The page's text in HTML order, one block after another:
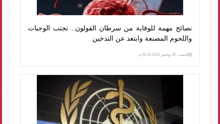
نصائح مهمة للوقاية من سرطان القولون.. تجنب الوجبات
واللحوم المصنعة وابتعد عن التدخين
السبت، 30 نوفمبر 2024 04:16 م